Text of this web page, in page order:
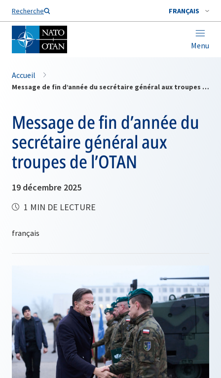
Recherche FRANÇAIS
Menu
Nom de famille*
Accueil
Message de fin d’année du secrétaire général aux troupes de l’OTAN
Message de fin d’année du
secrétaire général aux
troupes de l’OTAN
19 décembre 2025
1 MIN DE LECTURE